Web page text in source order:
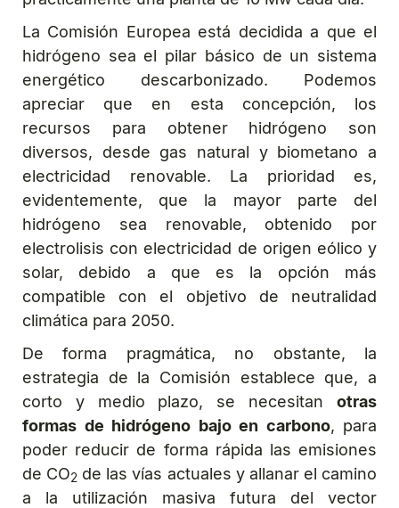
La Comisión Europea está decidida a que el
hidrógeno sea el pilar básico de un sistema
energético descarbonizado. Podemos
apreciar que en esta concepción, los
recursos para obtener hidrógeno son
diversos, desde gas natural y biometano a
electricidad renovable. La prioridad es,
evidentemente, que la mayor parte del
hidrógeno sea renovable, obtenido por
electrolisis con electricidad de origen eólico y
solar, debido a que es la opción más
compatible con el objetivo de neutralidad
climática para 2050.
De forma pragmática, no obstante, la
estrategia de la Comisión establece que, a
corto y medio plazo, se necesitan otras
formas de hidrógeno bajo en carbono, para
poder reducir de forma rápida las emisiones
de CO2 de las vías actuales y allanar el camino
a la utilización masiva futura del vector